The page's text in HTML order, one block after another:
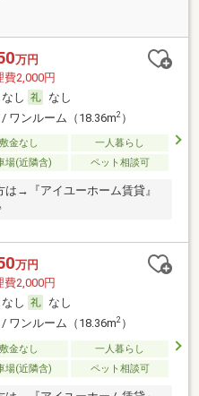
万円
費2,000円
なし
なし
ワンルーム（18.36m2）
敷金なし
一人暮らし
場(近隣含) ペット相談可
→『アイユーホーム賃貸』
万円
費2,000円
なし
なし
/ ワンルーム（18.36m2）
敷金なし
一人暮らし
場(近隣含) ペット相談可